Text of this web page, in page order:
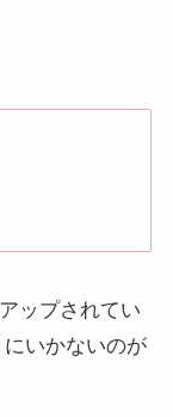
ップされてい
いかないのが